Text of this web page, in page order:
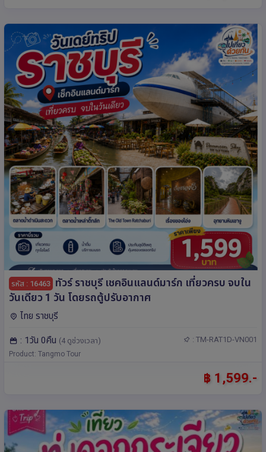
รหัส : 16463 ทัวร์ ราชบุรี เชคอินแลนด์มาร์ก เที่ยวครบ จบใน
วันเดียว 1 วัน โดยรถตู้ปรับอากาศ
ไทย ราชบุรี
: 1วัน 0คืน (4 ดูช่วงเวลา) : TM-RAT1D-VN001
Product: Tangmo Tour
฿ 1,599.-